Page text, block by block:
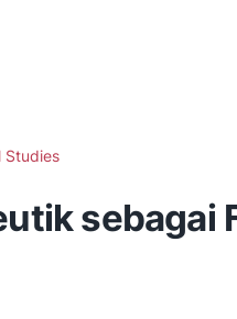
Studies
sebagai